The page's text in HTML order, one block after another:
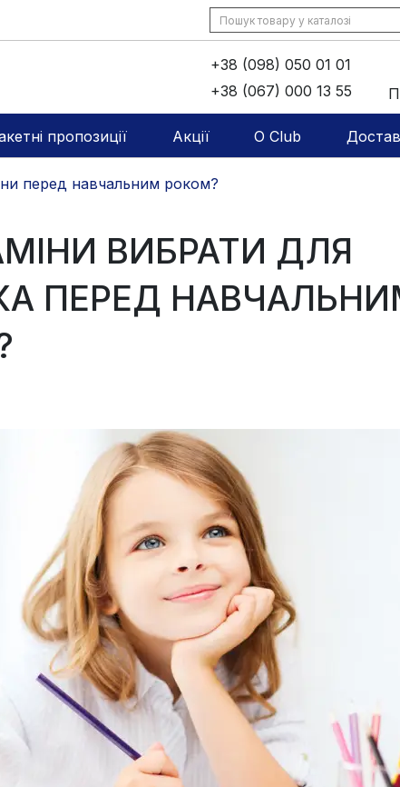
+38 (098) 050 01 01
+38 (067) 000 13 55
пропозиції Акції O Club
перед навчальним роком?
ВИБРАТИ ДЛЯ
ПЕРЕД